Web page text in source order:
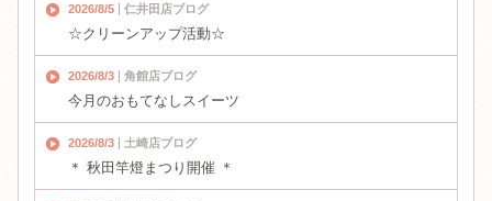
2026/8/5 仁井田店ブログ
☆クリーンアップ活動☆
2026/8/3 角館店ブログ
今月のおもてなしスイーツ
2026/8/3 土崎店ブログ
＊ 秋田竿燈まつり開催 ＊